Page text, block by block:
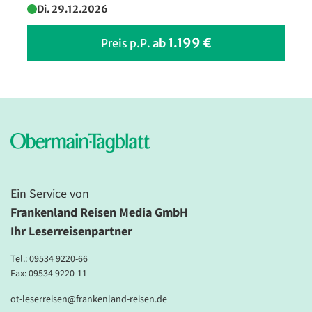
Di. 29.12.2026
Preis p.P. ab 1.199 €
Ein Service von
Frankenland Reisen Media GmbH
Ihr Leserreisenpartner
Tel.:09534 9220-66
Fax: 09534 9220-11
ot-leserreisen@frankenland-reisen.de